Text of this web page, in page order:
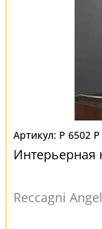
P 6502 P
Интерьерная
Reccagni